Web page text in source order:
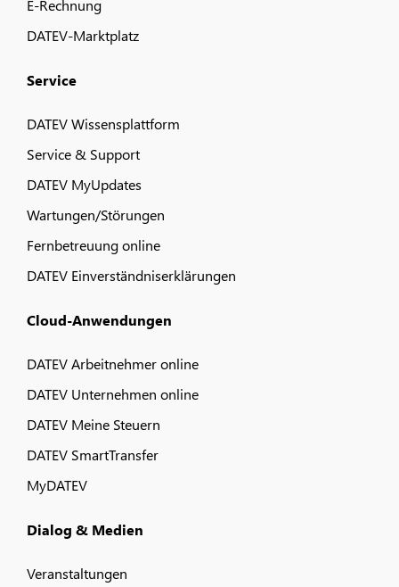
E-Rechnung
DATEV-Marktplatz
Service
DATEV Wissensplattform
Service & Support
DATEV MyUpdates
Wartungen/Störungen
Fernbetreuung online
DATEV Einverständniserklärungen
Cloud-Anwendungen
DATEV Arbeitnehmer online
DATEV Unternehmen online
DATEV Meine Steuern
DATEV SmartTransfer
MyDATEV
Dialog & Medien
Veranstaltungen